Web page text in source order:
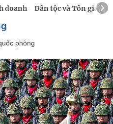
doanh Dân tộc và Tôn giáo
phòng